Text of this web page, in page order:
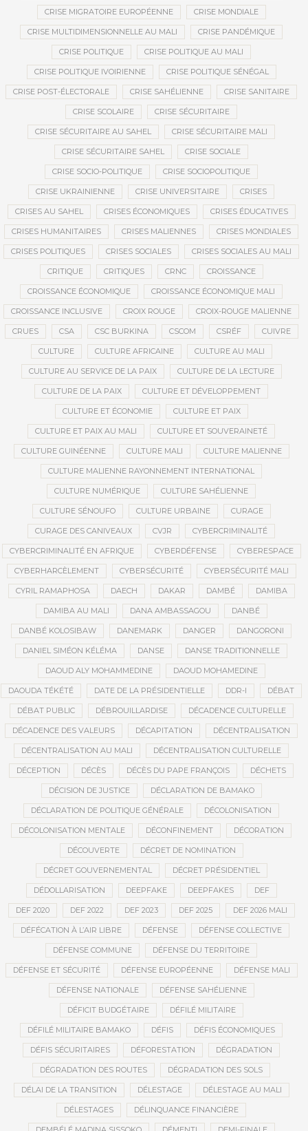
CRISE MIGRATOIRE EUROPÉENNE CRISE MONDIALE
CRISE MULTIDIMENSIONNELLE AU MALI CRISE PANDÉMIQUE
CRISE POLITIQUE CRISE POLITIQUE AU MALI
CRISE POLITIQUE IVOIRIENNE CRISE POLITIQUE SÉNÉGAL
CRISE POST-ÉLECTORALE CRISE SAHÉLIENNE CRISE SANITAIRE
CRISE SCOLAIRE CRISE SÉCURITAIRE
CRISE SÉCURITAIRE AU SAHEL CRISE SÉCURITAIRE MALI
CRISE SÉCURITAIRE SAHEL CRISE SOCIALE
CRISE SOCIO-POLITIQUE CRISE SOCIOPOLITIQUE
CRISE UKRAINIENNE CRISE UNIVERSITAIRE CRISES
CRISES AU SAHEL CRISES ÉCONOMIQUES CRISES ÉDUCATIVES
CRISES HUMANITAIRES CRISES MALIENNES CRISES MONDIALES
CRISES POLITIQUES CRISES SOCIALES CRISES SOCIALES AU MALI
CRITIQUE CRITIQUES CRNC CROISSANCE
CROISSANCE ÉCONOMIQUE CROISSANCE ÉCONOMIQUE MALI
CROISSANCE INCLUSIVE CROIX ROUGE CROIX-ROUGE MALIENNE
CRUES CSA CSC BURKINA CSCOM CSRÉF CUIVRE
CULTURE CULTURE AFRICAINE CULTURE AU MALI
CULTURE AU SERVICE DE LA PAIX CULTURE DE LA LECTURE
CULTURE DE LA PAIX CULTURE ET DÉVELOPPEMENT
CULTURE ET ÉCONOMIE CULTURE ET PAIX
CULTURE ET PAIX AU MALI CULTURE ET SOUVERAINETÉ
CULTURE GUINÉENNE CULTURE MALI CULTURE MALIENNE
CULTURE MALIENNE RAYONNEMENT INTERNATIONAL
CULTURE NUMÉRIQUE CULTURE SAHÉLIENNE
CULTURE SÉNOUFO CULTURE URBAINE CURAGE
CURAGE DES CANIVEAUX CVJR CYBERCRIMINALITÉ
CYBERCRIMINALITÉ EN AFRIQUE CYBERDÉFENSE CYBERESPACE
CYBERHARCÈLEMENT CYBERSÉCURITÉ CYBERSÉCURITÉ MALI
CYRIL RAMAPHOSA DAECH DAKAR DAMBÉ DAMIBA
DAMIBA AU MALI DANA AMBASSAGOU DANBÉ
DANBÉ KOLOSIBAW DANEMARK DANGER DANGORONI
DANIEL SIMÉON KÉLÉMA DANSE DANSE TRADITIONNELLE
DAOUD ALY MOHAMMEDINE DAOUD MOHAMEDINE
DAOUDA TÉKÉTÉ DATE DE LA PRÉSIDENTIELLE DDR-I DÉBAT
DÉBAT PUBLIC DÉBROUILLARDISE DÉCADENCE CULTURELLE
DÉCADENCE DES VALEURS DÉCAPITATION DÉCENTRALISATION
DÉCENTRALISATION AU MALI DÉCENTRALISATION CULTURELLE
DÉCEPTION DÉCÈS DÉCÈS DU PAPE FRANÇOIS DÉCHETS
DÉCISION DE JUSTICE DÉCLARATION DE BAMAKO
DÉCLARATION DE POLITIQUE GÉNÉRALE DÉCOLONISATION
DÉCOLONISATION MENTALE DÉCONFINEMENT DÉCORATION
DÉCOUVERTE DÉCRET DE NOMINATION
DÉCRET GOUVERNEMENTAL DÉCRET PRÉSIDENTIEL
DÉDOLLARISATION DEEPFAKE DEEPFAKES DEF
DEF 2020 DEF 2022 DEF 2023 DEF 2025 DEF 2026 MALI
DÉFÉCATION À L’AIR LIBRE DÉFENSE DÉFENSE COLLECTIVE
DÉFENSE COMMUNE DÉFENSE DU TERRITOIRE
DÉFENSE ET SÉCURITÉ DÉFENSE EUROPÉENNE DÉFENSE MALI
DÉFENSE NATIONALE DÉFENSE SAHÉLIENNE
DÉFICIT BUDGÉTAIRE DÉFILÉ MILITAIRE
DÉFILÉ MILITAIRE BAMAKO DÉFIS DÉFIS ÉCONOMIQUES
DÉFIS SÉCURITAIRES DÉFORESTATION DÉGRADATION
DÉGRADATION DES ROUTES DÉGRADATION DES SOLS
DÉLAI DE LA TRANSITION DÉLESTAGE DÉLESTAGE AU MALI
DÉLESTAGES DÉLINQUANCE FINANCIÈRE